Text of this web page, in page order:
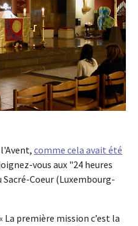
comme cela avait été
vous aux "24 heures
Coeur (Luxembourg-
première mission c’est la